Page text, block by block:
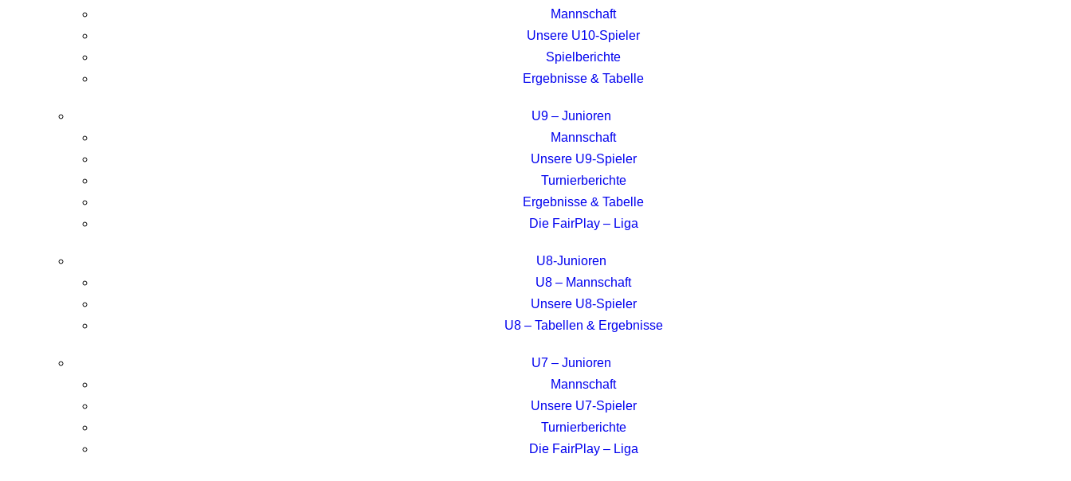
Mannschaft
Unsere U10-Spieler
Spielberichte
Ergebnisse & Tabelle
U9 – Junioren
Mannschaft
Unsere U9-Spieler
Turnierberichte
Ergebnisse & Tabelle
Die FairPlay – Liga
U8-Junioren
U8 – Mannschaft
Unsere U8-Spieler
U8 – Tabellen & Ergebnisse
U7 – Junioren
Mannschaft
Unsere U7-Spieler
Turnierberichte
Die FairPlay – Liga